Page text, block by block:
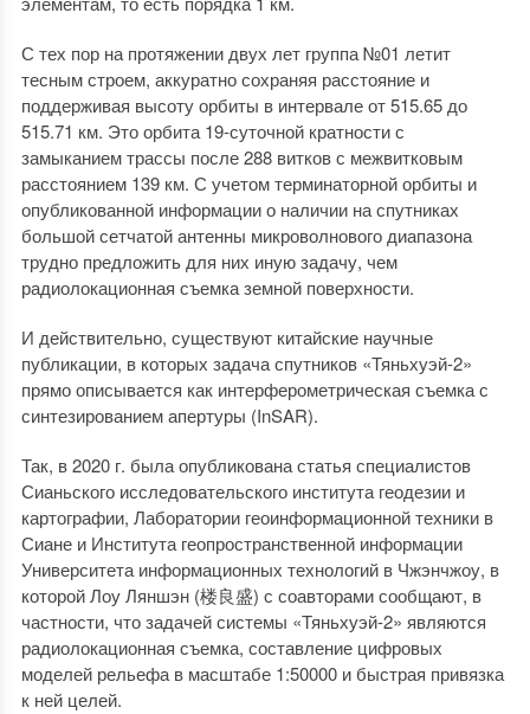
С тех пор на протяжении двух лет группа №01 летит
тесным строем, аккуратно сохраняя расстояние и
поддерживая высоту орбиты в интервале от 515.65 до
515.71 км. Это орбита 19-суточной кратности с
замыканием трассы после 288 витков с межвитковым
расстоянием 139 км. С учетом терминаторной орбиты и
опубликованной информации о наличии на спутниках
большой сетчатой антенны микроволнового диапазона
трудно предложить для них иную задачу, чем
радиолокационная съемка земной поверхности.
И действительно, существуют китайские научные
публикации, в которых задача спутников «Тяньхуэй-2»
прямо описывается как интерферометрическая съемка с
синтезированием апертуры (InSAR).
Так, в 2020 г. была опубликована статья специалистов
Сианьского исследовательского института геодезии и
картографии, Лаборатории геоинформационной техники в
Сиане и Института геопространственной информации
Университета информационных технологий в Чжэнчжоу, в
которой Лоу Ляншэн (楼良盛) с соавторами сообщают, в
частности, что задачей системы «Тяньхуэй-2» являются
радиолокационная съемка, составление цифровых
моделей рельефа в масштабе 1:50000 и быстрая привязка
к ней целей.